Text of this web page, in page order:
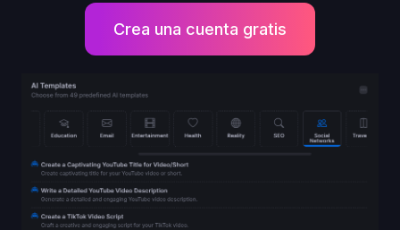
Crea una cuenta gratis